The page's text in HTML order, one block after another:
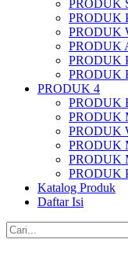
PRODUK
PRODUK
PRODUK
PRODUK
PRODUK
PRODUK
PRODUK 4
PRODUK
PRODUK
PRODUK
PRODUK
PRODUK
PRODUK
Katalog Produk
Daftar Isi